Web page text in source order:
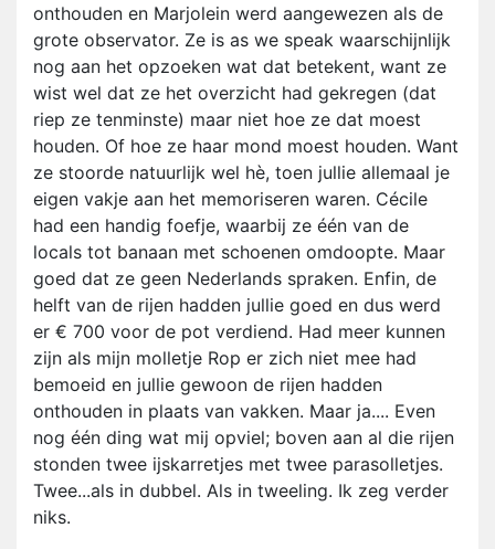
onthouden en Marjolein werd aangewezen als de
grote observator. Ze is as we speak waarschijnlijk
nog aan het opzoeken wat dat betekent, want ze
wist wel dat ze het overzicht had gekregen (dat
riep ze tenminste) maar niet hoe ze dat moest
houden. Of hoe ze haar mond moest houden. Want
ze stoorde natuurlijk wel hè, toen jullie allemaal je
eigen vakje aan het memoriseren waren. Cécile
had een handig foefje, waarbij ze één van de
locals tot banaan met schoenen omdoopte. Maar
goed dat ze geen Nederlands spraken. Enfin, de
helft van de rijen hadden jullie goed en dus werd
er € 700 voor de pot verdiend. Had meer kunnen
zijn als mijn molletje Rop er zich niet mee had
bemoeid en jullie gewoon de rijen hadden
onthouden in plaats van vakken. Maar ja.... Even
nog één ding wat mij opviel; boven aan al die rijen
stonden twee ijskarretjes met twee parasolletjes.
Twee...als in dubbel. Als in tweeling. Ik zeg verder
niks.